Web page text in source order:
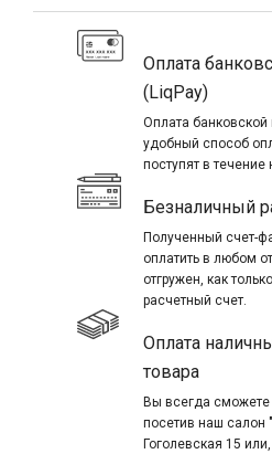
Оплата
(LiqPay)
Оплата банковской
удобный способ
поступят в течение
Безналичный
Полученный счет-
оплатить в любом
отгружен, как
расчетный счет.
Оплата
товара
Вы всегда
посетив наш салон
Гоголевская 15